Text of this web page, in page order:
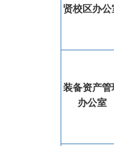
贤校区办公
装备资产管
办公室